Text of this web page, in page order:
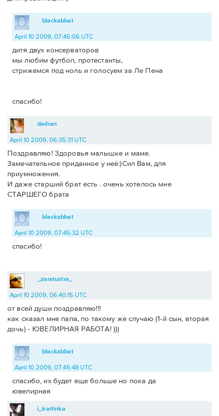
blackabbat
April 10 2009, 07:45:06 UTC
дитя двух консерваторов
мы любим футбол, протестанты,
стрижемся под ноль и голосуем за Ле Пена
спасибо!
dedran
April 10 2009, 06:35:31 UTC
Поздравляю! Здоровья малышке и маме.
Замечательное приданное у неё:)Сил Вам, для
приумножения.
И даже старший брат есть . очень хотелось мне
СТАРШЕГО брата
blackabbat
April 10 2009, 07:45:32 UTC
спасибо!
_zaratustra_
April 10 2009, 06:40:15 UTC
от всей души поздравляю!!!
как сказал мне папа, по такому же случаю (1-й сын, вторая
дочь) - ЮВЕЛИРНАЯ РАБОТА! )))
blackabbat
April 10 2009, 07:45:48 UTC
спасибо, их будет еще больше но пока да
ювелирная
i_kartinka